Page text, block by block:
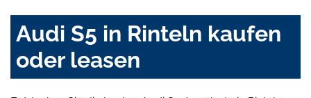
Audi S5 in Rinteln kaufen
oder leasen